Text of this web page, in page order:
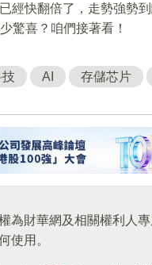
經快翻倍了，走勢強勢
驚喜？咱們接著看！
技 AI 存儲芯片
為財華網及相關權利人
使用。